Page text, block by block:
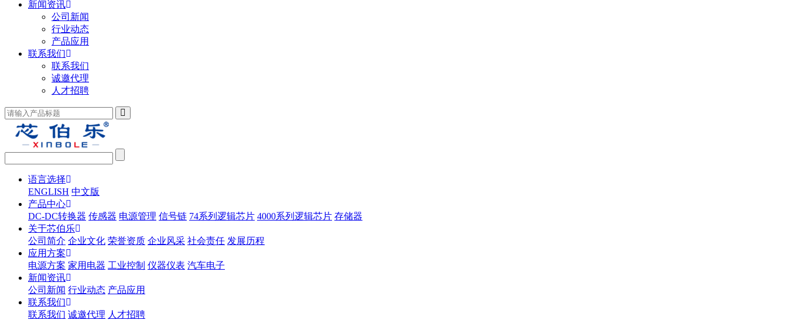
新闻资讯
公司新闻
行业动态
产品应用
联系我们
联系我们
诚邀代理
人才招聘
语言选择
ENGLISH 中文版
产品中心
DC-DC转换器 传感器 电源管理 信号链 74系列逻辑芯片 4000系列逻辑芯片 存储器
关于芯伯乐
公司简介 企业文化 荣誉资质 企业风采 社会责任 发展历程
应用方案
电源方案 家用电器 工业控制 仪器仪表 汽车电子
新闻资讯
公司新闻 行业动态 产品应用
联系我们
联系我们 诚邀代理 人才招聘